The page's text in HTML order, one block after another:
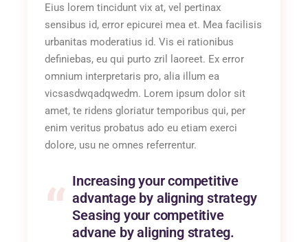
Eius lorem tincidunt vix at, vel pertinax
sensibus id, error epicurei mea et. Mea facilisis
urbanitas moderatius id. Vis ei rationibus
definiebas, eu qui purto zril laoreet. Ex error
omnium interpretaris pro, alia illum ea
vicsasdwqadqwedm. Lorem ipsum dolor sit
amet, te ridens gloriatur temporibus qui, per
enim veritus probatus ado eu etiam exerci
dolore, usu ne omnes referrentur.
Increasing your competitive
advantage by aligning strategy
Seasing your competitive
advane by aligning strateg.